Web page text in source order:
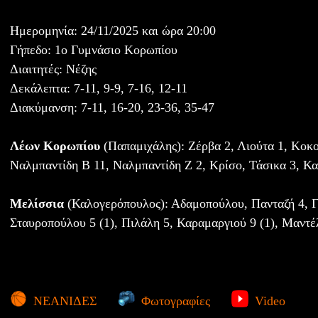
Ημερομηνία: 24/11/2025 και ώρα 20:00
Γήπεδο: 1ο Γυμνάσιο Κορωπίου
Διαιτητές: Νέζης
Δεκάλεπτα: 7-11, 9-9, 7-16, 12-11
Διακύμανση: 7-11, 16-20, 23-36, 35-47
Λέων Κορωπίου (Παπαμιχάλης): Ζέρβα 2, Λιούτα 1,
Ναλμπαντίδη Β 11, Ναλμπαντίδη Ζ 2, Κρίσο, Τάσικα 3,
Μελίσσια (Καλογερόπουλος): Αδαμοπούλου, Πανταζή 4,
Σταυροπούλου 5 (1), Πιλάλη 5, Καραμαργιού 9 (1),
ΝΕΑΝΙΔΕΣ Φωτογραφίες Video